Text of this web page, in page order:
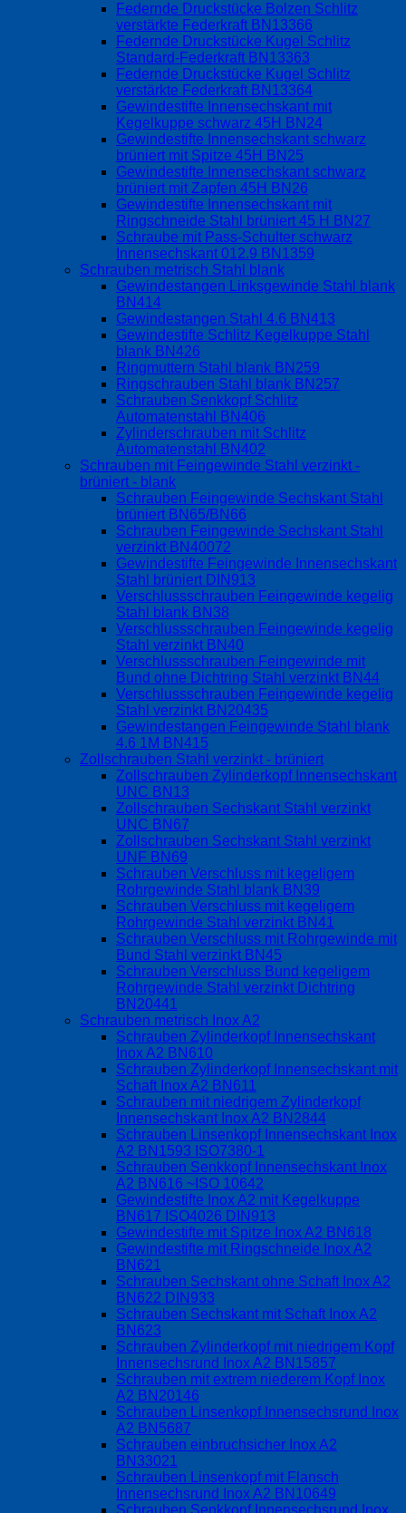
Federnde Druckstücke Bolzen Schlitz
verstärkte Federkraft BN13366
Federnde Druckstücke Kugel Schlitz
Standard-Federkraft BN13363
Federnde Druckstücke Kugel Schlitz
verstärkte Federkraft BN13364
Gewindestifte Innensechskant mit
Kegelkuppe schwarz 45H BN24
Gewindestifte Innensechskant schwarz
brüniert mit Spitze 45H BN25
Gewindestifte Innensechskant schwarz
brüniert mit Zapfen 45H BN26
Gewindestifte Innensechskant mit
Ringschneide Stahl brüniert 45 H BN27
Schraube mit Pass-Schulter schwarz
Innensechskant 012.9 BN1359
Schrauben metrisch Stahl blank
Gewindestangen Linksgewinde Stahl blank
BN414
Gewindestangen Stahl 4.6 BN413
Gewindestifte Schlitz Kegelkuppe Stahl
blank BN426
Ringmuttern Stahl blank BN259
Ringschrauben Stahl blank BN257
Schrauben Senkkopf Schlitz
Automatenstahl BN406
Zylinderschrauben mit Schlitz
Automatenstahl BN402
Schrauben mit Feingewinde Stahl verzinkt -
brüniert - blank
Schrauben Feingewinde Sechskant Stahl
brüniert BN65/BN66
Schrauben Feingewinde Sechskant Stahl
verzinkt BN40072
Gewindestifte Feingewinde Innensechskant
Stahl brüniert DIN913
Verschlussschrauben Feingewinde kegelig
Stahl blank BN38
Verschlussschrauben Feingewinde kegelig
Stahl verzinkt BN40
Verschlussschrauben Feingewinde mit
Bund ohne Dichtring Stahl verzinkt BN44
Verschlussschrauben Feingewinde kegelig
Stahl verzinkt BN20435
Gewindestangen Feingewinde Stahl blank
4.6 1M BN415
Zollschrauben Stahl verzinkt - brüniert
Zollschrauben Zylinderkopf Innensechskant
UNC BN13
Zollschrauben Sechskant Stahl verzinkt
UNC BN67
Zollschrauben Sechskant Stahl verzinkt
UNF BN69
Schrauben Verschluss mit kegeligem
Rohrgewinde Stahl blank BN39
Schrauben Verschluss mit kegeligem
Rohrgewinde Stahl verzinkt BN41
Schrauben Verschluss mit Rohrgewinde mit
Bund Stahl verzinkt BN45
Schrauben Verschluss Bund kegeligem
Rohrgewinde Stahl verzinkt Dichtring
BN20441
Schrauben metrisch Inox A2
Schrauben Zylinderkopf Innensechskant
Inox A2 BN610
Schrauben Zylinderkopf Innensechskant mit
Schaft Inox A2 BN611
Schrauben mit niedrigem Zylinderkopf
Innensechskant Inox A2 BN2844
Schrauben Linsenkopf Innensechskant Inox
A2 BN1593 ISO7380-1
Schrauben Senkkopf Innensechskant Inox
A2 BN616 ~ISO 10642
Gewindestifte Inox A2 mit Kegelkuppe
BN617 ISO4026 DIN913
Gewindestifte mit Spitze Inox A2 BN618
Gewindestifte mit Ringschneide Inox A2
BN621
Schrauben Sechskant ohne Schaft Inox A2
BN622 DIN933
Schrauben Sechskant mit Schaft Inox A2
BN623
Schrauben Zylinderkopf mit niedrigem Kopf
Innensechsrund Inox A2 BN15857
Schrauben mit extrem niederem Kopf Inox
A2 BN20146
Schrauben Linsenkopf Innensechsrund Inox
A2 BN5687
Schrauben einbruchsicher Inox A2
BN33021
Schrauben Linsenkopf mit Flansch
Innensechsrund Inox A2 BN10649